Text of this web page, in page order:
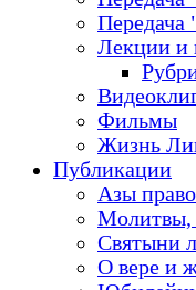
Передача
Лекции и
Фильмы
Жизнь
Публикации
Азы
Молитвы,
Святыни
О вере и